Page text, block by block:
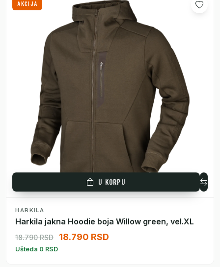
AKCIJA
U KORPU
HARKILA
Harkila jakna Hoodie boja Willow green, vel.XL
18.790 RSD 18.790 RSD
Ušteda 0 RSD